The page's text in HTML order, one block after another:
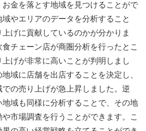
金を落とす地域を見つけることがで
やエリアのデータを分析すること
げに貢献しているのかが分かりま
チェーン店が商圏分析を行ったとこ
げが非常に高いことが判明しまし
域に店舗を出店することを決定し、
の売り上げが急上昇しました。逆
域も同様に分析することで、その地
市場調査を行うことができます。こ